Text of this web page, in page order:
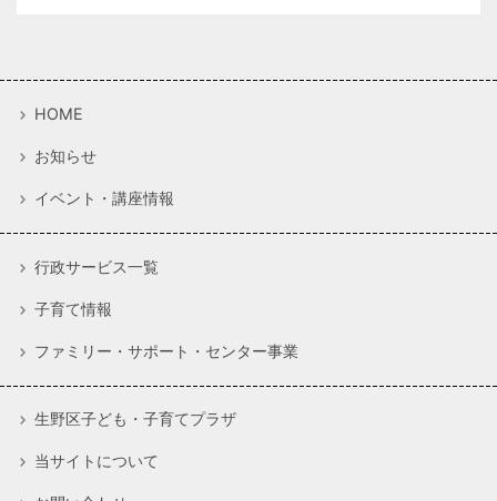
HOME
お知らせ
イベント・講座情報
行政サービス一覧
子育て情報
ファミリー・サポート・センター事業
生野区子ども・子育てプラザ
当サイトについて